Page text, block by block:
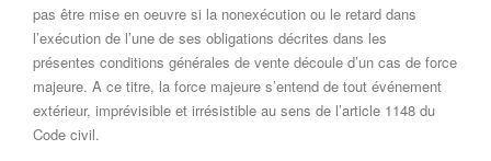
pas être mise en oeuvre si la nonexécution ou le retard dans
l’exécution de l’une de ses obligations décrites dans les
présentes conditions générales de vente découle d’un cas de force
majeure. A ce titre, la force majeure s’entend de tout événement
extérieur, imprévisible et irrésistible au sens de l’article 1148 du
Code civil.